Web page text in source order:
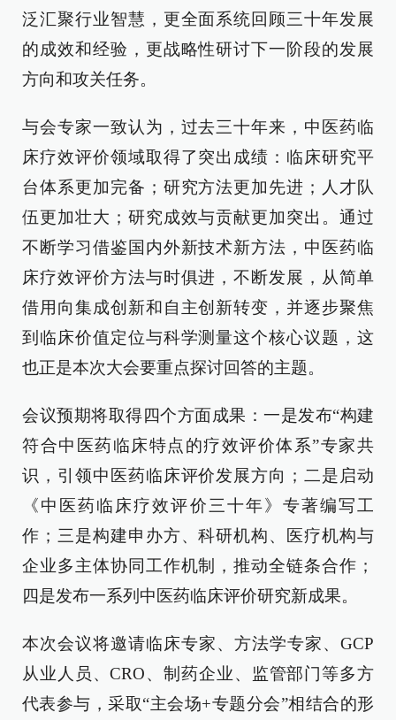
泛汇聚行业智慧，更全面系统回顾三十年发展
的成效和经验，更战略性研讨下一阶段的发展
方向和攻关任务。
与会专家一致认为，过去三十年来，中医药临
床疗效评价领域取得了突出成绩：临床研究平
台体系更加完备；研究方法更加先进；人才队
伍更加壮大；研究成效与贡献更加突出。通过
不断学习借鉴国内外新技术新方法，中医药临
床疗效评价方法与时俱进，不断发展，从简单
借用向集成创新和自主创新转变，并逐步聚焦
到临床价值定位与科学测量这个核心议题，这
也正是本次大会要重点探讨回答的主题。
会议预期将取得四个方面成果：一是发布“构建
符合中医药临床特点的疗效评价体系”专家共
识，引领中医药临床评价发展方向；二是启动
《中医药临床疗效评价三十年》专著编写工
作；三是构建申办方、科研机构、医疗机构与
企业多主体协同工作机制，推动全链条合作；
四是发布一系列中医药临床评价研究新成果。
本次会议将邀请临床专家、方法学专家、GCP
从业人员、CRO、制药企业、监管部门等多方
代表参与，采取“主会场+专题分会”相结合的形